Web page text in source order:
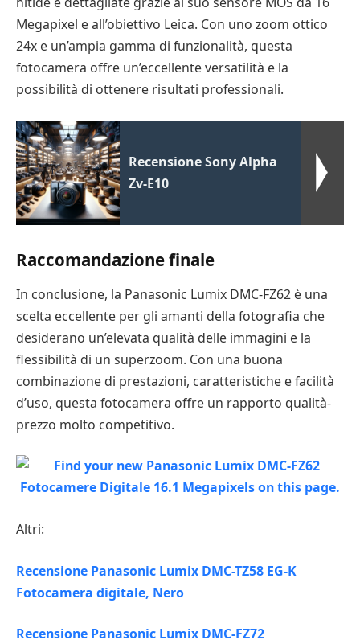
Megapixel e all’obiettivo Leica. Con uno zoom ottico
24x e un’ampia gamma di funzionalità, questa
fotocamera offre un’eccellente versatilità e la
possibilità di ottenere risultati professionali.
Recensione Sony Alpha
Zv-E10
Raccomandazione finale
In conclusione, la Panasonic Lumix DMC-FZ62 è una
scelta eccellente per gli amanti della fotografia che
desiderano un’elevata qualità delle immagini e la
flessibilità di un superzoom. Con una buona
combinazione di prestazioni, caratteristiche e facilità
d’uso, questa fotocamera offre un rapporto qualità-
prezzo molto competitivo.
Altri:
Recensione Panasonic Lumix DMC-TZ58 EG-K
Fotocamera digitale, Nero
Recensione Panasonic Lumix DMC-FZ72